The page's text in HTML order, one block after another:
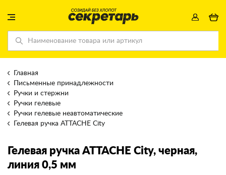
Главная
Письменные принадлежности
Ручки и стержни
Ручки гелевые
Ручки гелевые неавтоматические
Гелевая ручка ATTACHE City
Гелевая ручка ATTACHE City, черная,
линия 0,5 мм